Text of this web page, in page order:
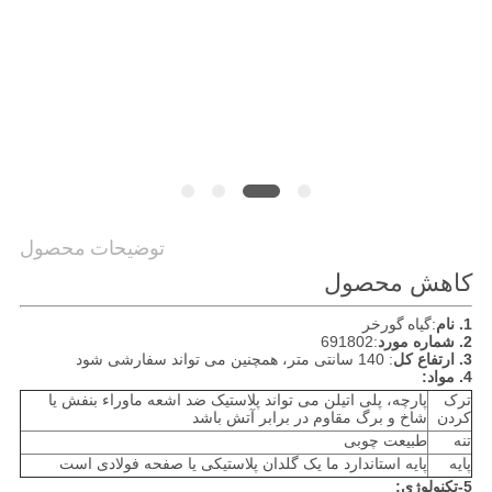
نقشه
سایت
سیاست
حفظ
حریم
خصوصی
توضیحات محصول
کاهش محصول
1. نام :گیاه گورخر
2. شماره مورد
:691802
3. ارتفاع کل
: 140 سانتی متر، همچنین می تواند سفارشی شود
4. مواد:
ترک
کردن
پارچه، پلی اتیلن می تواند پلاستیک ضد اشعه ماوراء بنفش یا
شاخ و برگ مقاوم در برابر آتش باشد
تنه
طبیعت چوبی
پایه
پایه استاندارد ما یک گلدان پلاستیکی یا صفحه فولادی است
5-تکنولوژی: